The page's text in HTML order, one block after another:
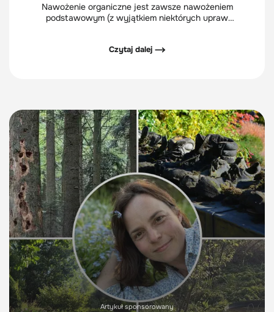
Nawożenie organiczne jest zawsze nawożeniem
podstawowym (z wyjątkiem niektórych upraw
ilość składników pokarmowych wykorzystywanych przez
Czytaj dalej ⟶
Artykuł sponsorowany